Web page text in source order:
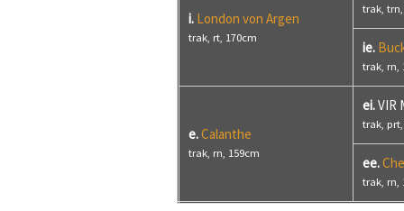
i. London von Argen
trak, rt, 170cm
trak,
ie.
trak, rn,
e.Calanthe
trak, rn, 159cm
ei.VIR
trak,
ee.
trak, rn,